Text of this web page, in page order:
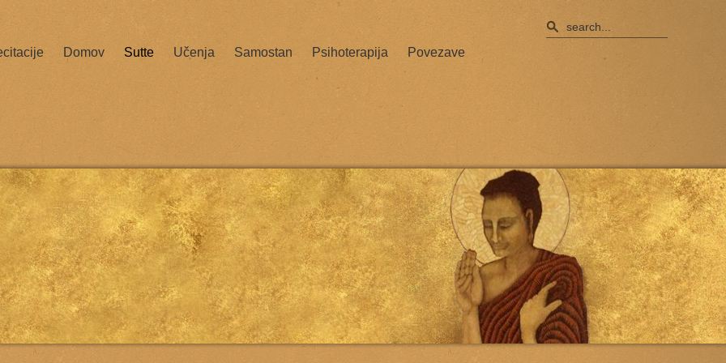
Domov Sutte Učenja Samostan Psihoterapija Povezave